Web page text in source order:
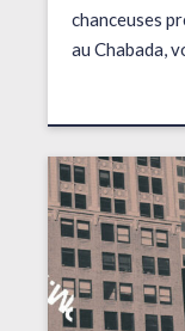
chanceuses
au Chabada,